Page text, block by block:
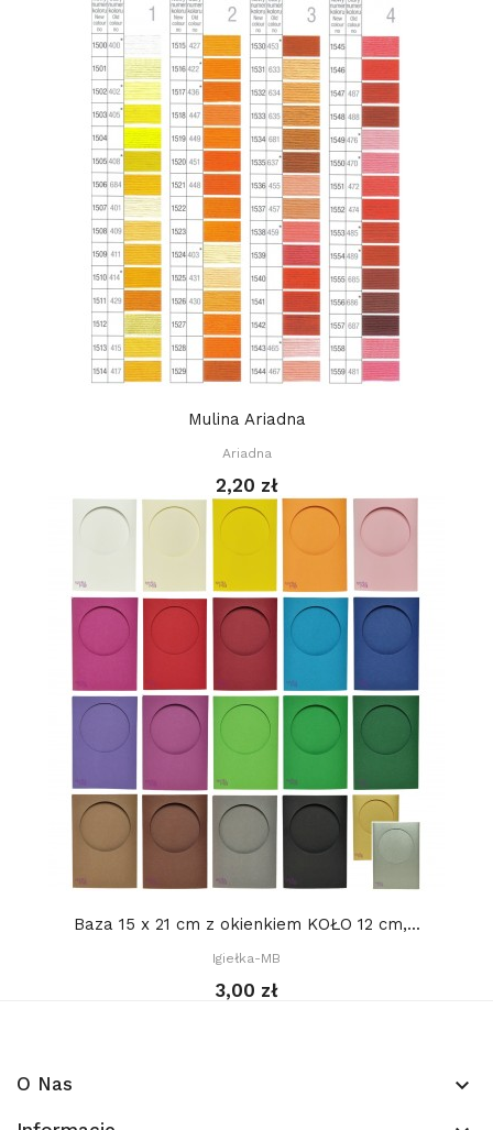
Mulina Ariadna
Ariadna
2,20 zł
Baza 15 x 21 cm z okienkiem KOŁO 12 cm,...
Igiełka-MB
3,00 zł
O Nas keyboard_arrow_down